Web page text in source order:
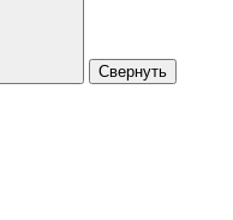
Свернуть